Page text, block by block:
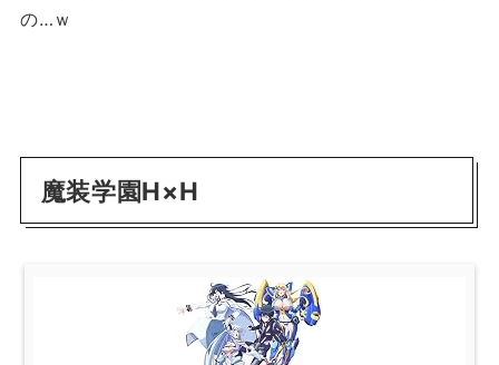
の…ｗ
魔装学園H×H